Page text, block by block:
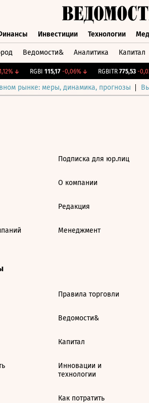
Инвестиции Технологии
Ведомости& Аналитика Капитал
↓ RGBI 115,17 -0,06%↓ RGBITR 775,53 -
рынке: меры, динамика, прогнозы
Подписка для юр.лиц
О компании
Редакция
Менеджмент
Правила торговли
Ведомости&
Капитал
Инновации и
технологии
Как потратить